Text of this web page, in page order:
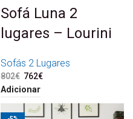
Sofá Luna 2
lugares – Lourini
Sofás 2 Lugares
802€ O preço original era:
802€.
762€
Adicionar